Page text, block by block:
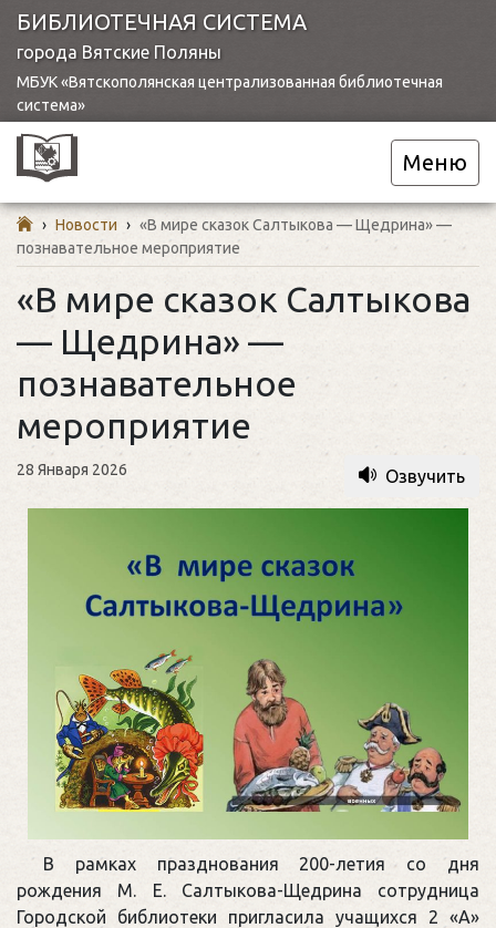
БИБЛИОТЕЧНАЯ СИСТЕМА
города Вятские Поляны
МБУК «Вятскополянская централизованная библиотечная
система»
Меню
› Новости › «В мире сказок Салтыкова — Щедрина» —
познавательное мероприятие
«В мире сказок Салтыкова
— Щедрина» —
познавательное
мероприятие
28 Января 2026 Озвучить
В рамках празднования 200-летия со дня
рождения М. Е. Салтыкова-Щедрина сотрудница
Городской библиотеки пригласила учащихся 2 «А»